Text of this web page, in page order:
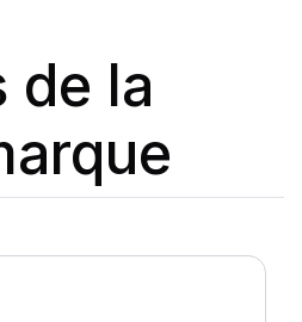
de la